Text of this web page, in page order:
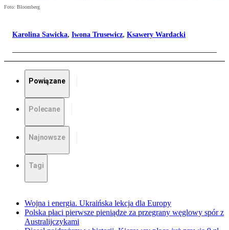
Foto: Bloomberg
Karolina Sawicka, Iwona Trusewicz, Ksawery Wardacki
Powiązane
Polecane
Najnowsze
Tagi
Wojna i energia. Ukraińska lekcja dla Europy
Polska płaci pierwsze pieniądze za przegrany węglowy spór z
Australijczykami